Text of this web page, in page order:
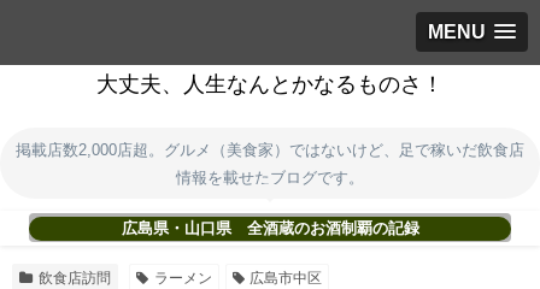
MENU
大丈夫、人生なんとかなるものさ！
掲載店数2,000店超。グルメ（美食家）ではないけど、足で稼いだ飲食店
情報を載せたブログです。
広島県・山口県 全酒蔵のお酒制覇の記録
飲食店訪問 ラーメン 広島市中区